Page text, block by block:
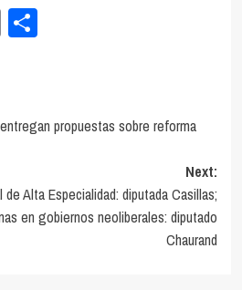
EmailCompartir
propuestas sobre reforma
Next:
Alta Especialidad: diputada Casillas;
en gobiernos neoliberales: diputado
Chaurand